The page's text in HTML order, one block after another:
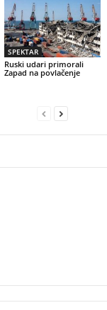
SPEKTAR
Ruski udari primorali
Zapad na povlačenje